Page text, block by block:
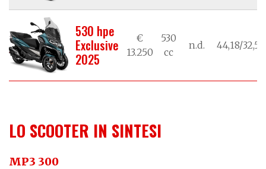
530 hpe
Exclusive
2025
€
13.250
530
cc
n.d. 44,18/32,50
LO SCOOTER IN SINTESI
MP3 300